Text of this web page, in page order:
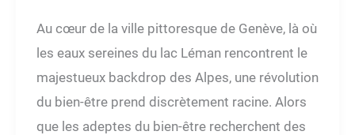
Au cœur de la ville pittoresque de Genève, là où
les eaux sereines du lac Léman rencontrent le
majestueux ‍backdrop des Alpes, une révolution
du bien-être prend discrètement racine. Alors
que les adeptes du bien-être recherchent des